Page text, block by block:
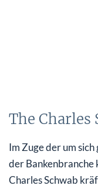
The Charles
Im Zuge der um
der Bankenbranche
Charles Schwab